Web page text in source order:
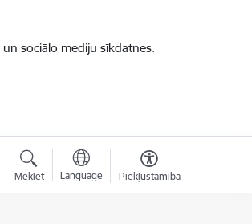
sociālo mediju sīkdatnes.
Meklēt Language Piekļūstamība